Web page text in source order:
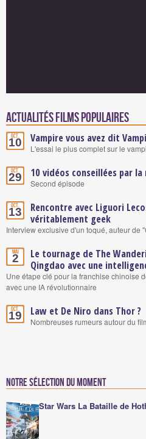
Actualités Films populaires
Oct.
10 Vampire vous avez dit
L'essai le plus complet sur le
Oct.
29 10 vidéos conseillées par
Second épisode
Oct.
13
Rencontre avec Liguori
véritablement geek
Interview exclusive d'un toqué, auteur de
Mai
2
Le tournage de The
Qingdao avec une
Une étape clé pour la franchise chinoise
avec une IA révolutionnaire
Oct.
19 Law et De Niro dans Thor ?
Nombreuses rumeurs autour du
Notre sélection du moment
Star Wars La Bataille de